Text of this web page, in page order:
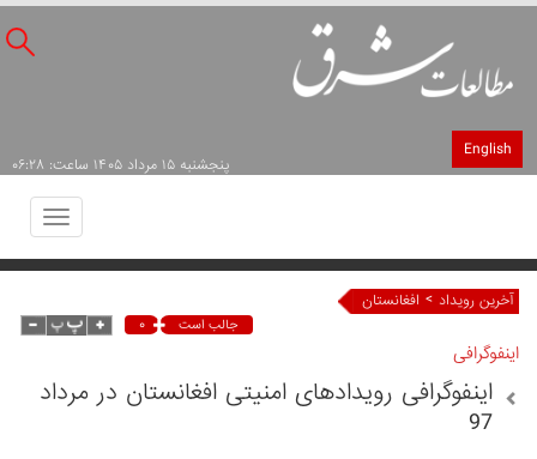
English
پنجشنبه ۱۵ مرداد ۱۴۰۵ ساعت: ۰۶:۲۸
Toggle
آخرین رویداد > افغانستان
جالب است ۰
اینفوگرافی
اینفوگرافی رویدادهای امنیتی افغانستان در مرداد
97